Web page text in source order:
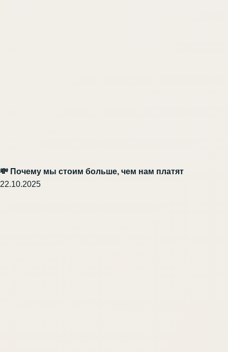
💸 Почему мы стоим больше, чем нам платят
22.10.2025